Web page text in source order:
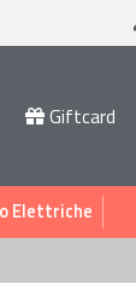
Giftcard
Elettriche